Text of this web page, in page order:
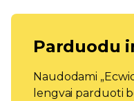
Parduodu
Naudodami
lengvai parduoti